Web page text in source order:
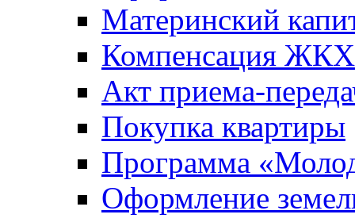
Материнский
Компенсация ЖКХ
Акт приема-
Покупка квартиры
Программа
Оформление